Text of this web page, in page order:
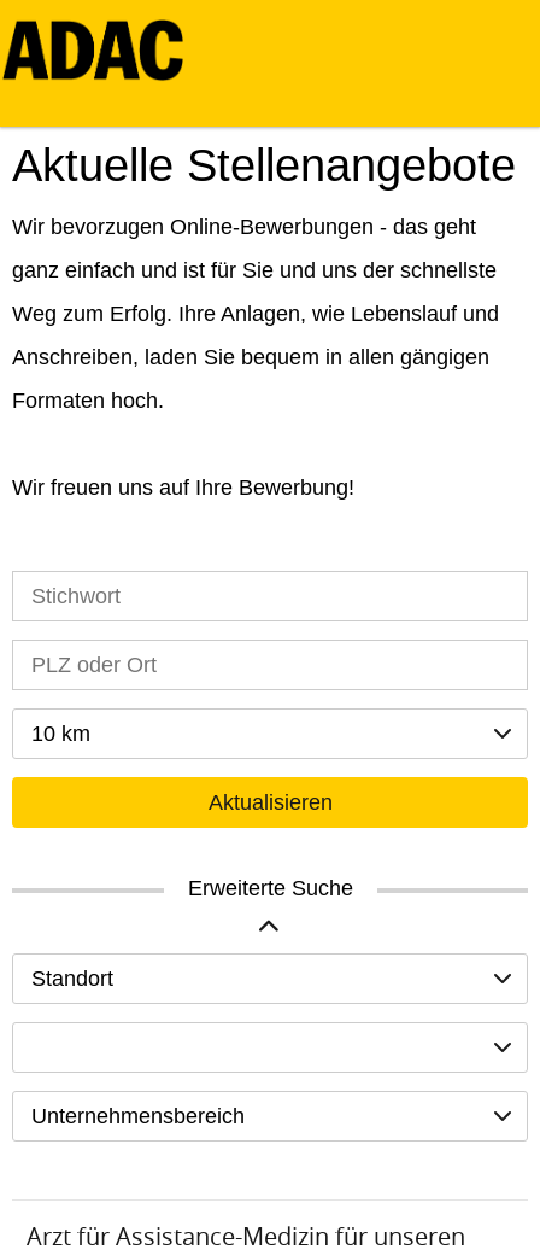
Aktuelle Stellenangebote
Wir bevorzugen Online-Bewerbungen - das geht
ganz einfach und ist für Sie und uns der schnellste
Weg zum Erfolg. Ihre Anlagen, wie Lebenslauf und
Anschreiben, laden Sie bequem in allen gängigen
Formaten hoch.
Wir freuen uns auf Ihre Bewerbung!
10 km
Aktualisieren
Erweiterte Suche
Standort
Unternehmensbereich
Arzt für Assistance-Medizin für unseren